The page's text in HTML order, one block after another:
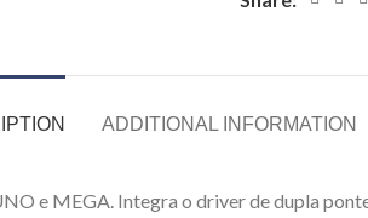
ADDITIONAL INFORMATION
e MEGA. Integra o driver de dupla